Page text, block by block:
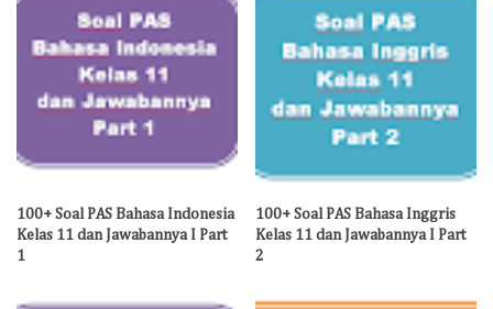
100+ Soal PAS Bahasa Indonesia
Kelas 11 dan Jawabannya I Part
1
100+ Soal PAS Bahasa Inggris
Kelas 11 dan Jawabannya I Part
2